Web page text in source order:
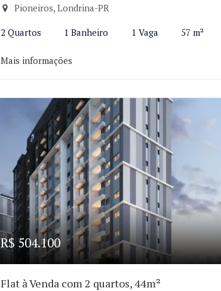
Pioneiros, Londrina-PR
2 Quartos 1 Banheiro 1 Vaga 57 m²
Mais informações
R$ 504.100
Flat à Venda com 2 quartos, 44m²